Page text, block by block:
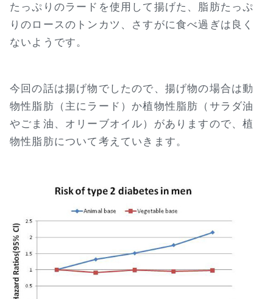
たっぷりのラードを使用して揚げた、脂肪たっぷ
りのロースのトンカツ、さすがに食べ過ぎは良く
ないようです。
今回の話は揚げ物でしたので、揚げ物の場合は動
物性脂肪（主にラード）か植物性脂肪（サラダ油
やごま油、オリーブオイル）がありますので、植
物性脂肪について考えていきます。